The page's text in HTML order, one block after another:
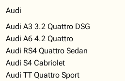
Audi
Audi A3 3.2 Quattro DSG
Audi A6 4.2 Quattro
Audi RS4 Quattro Sedan
Audi S4 Cabriolet
Audi TT Quattro Sport